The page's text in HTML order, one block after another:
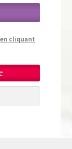
cliquant